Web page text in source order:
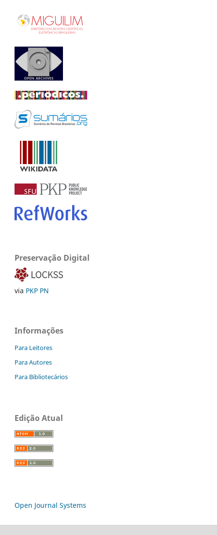
Preservação Digital
via PKP PN
Informações
Para Leitores
Para Autores
Para Bibliotecários
Edição Atual
Open Journal Systems